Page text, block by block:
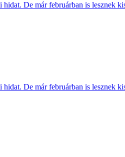
De már februárban is lesznek
De már februárban is lesznek